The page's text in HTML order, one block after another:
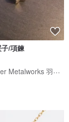
/項鍊
Under Feather Metalworks 羽下金工